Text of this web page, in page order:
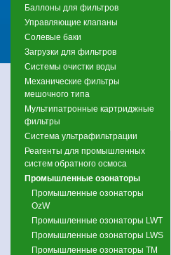
Баллоны для фильтров
Управляющие клапаны
Солевые баки
Загрузки для фильтров
Системы очистки воды
Механические фильтры
мешочного типа
Мультипатронные картриджные
фильтры
Система ультрафильтрации
Реагенты для промышленных
систем обратного осмоса
Промышленные озонаторы
Промышленные озонаторы
OzW
Промышленные озонаторы LWT
Промышленные озонаторы LWS
Промышленные озонаторы ТМ